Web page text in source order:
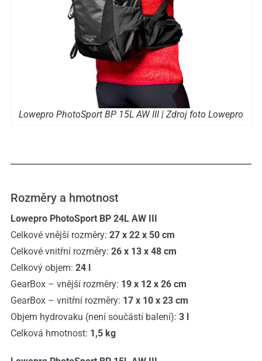
Lowepro PhotoSport BP 15L AW III | Zdroj foto Lowepro
Rozměry a hmotnost
Lowepro PhotoSport BP 24L AW III
Celkové vnější rozměry: 27 x 22 x 50 cm
Celkové vnitřní rozměry: 26 x 13 x 48 cm
Celkový objem: 24 l
GearBox – vnější rozměry: 19 x 12 x 26 cm
GearBox – vnitřní rozměry: 17 x 10 x 23 cm
Objem hydrovaku (není součástí balení): 3 l
Celková hmotnost: 1,5 kg